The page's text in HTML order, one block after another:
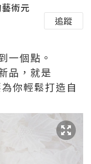
術元
追蹤
一個點。
品，就是
你輕鬆打造自